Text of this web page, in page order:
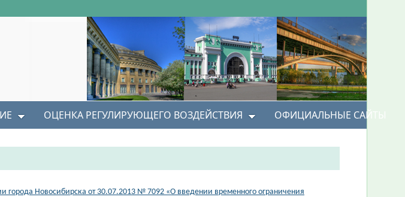
ОЦЕНКА РЕГУЛИРУЮЩЕГО ВОЗДЕЙСТВИЯ ОФИЦИАЛЬНЫЕ САЙТЫ
города Новосибирска от 30.07.2013 № 7092 «О введении временного ограничения